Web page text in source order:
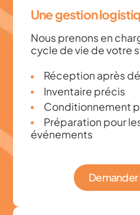
Une gestion
Nous prenons en
cycle de vie de votre
Réception après
Inventaire précis
Conditionnement
Préparation pour
événements
Demander